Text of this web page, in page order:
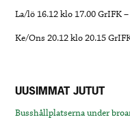
La/lö 16.12 klo 17.00 GrIFK
Ke/Ons 20.12 klo 20.15
UUSIMMAT JUTUT
Busshållplatserna under